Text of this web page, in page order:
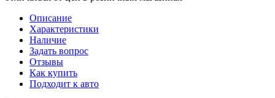
Описание
Характеристики
Наличие
Задать вопрос
Отзывы
Как купить
Подходит к авто